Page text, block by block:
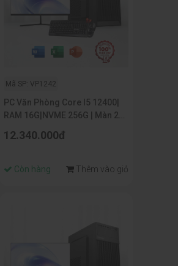
Mã SP: VP1242
PC Văn Phòng Core I5 12400|
RAM 16G|NVME 256G | Màn 22
12.340.000đ
Còn hàng Thêm vào giỏ